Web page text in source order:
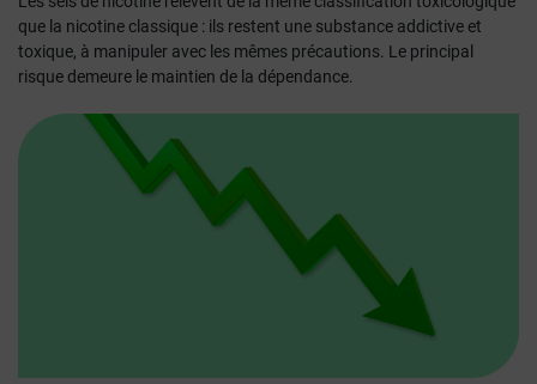
que la nicotine classique : ils restent une substance addictive et
toxique, à manipuler avec les mêmes précautions. Le principal
risque demeure le maintien de la dépendance.